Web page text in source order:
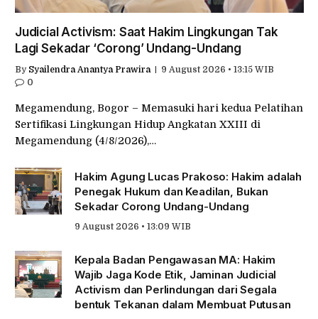
Judicial Activism: Saat Hakim Lingkungan Tak
Lagi Sekadar ‘Corong’ Undang-Undang
By Syailendra Anantya Prawira
9 August 2026 • 13:15 WIB
0
Megamendung, Bogor – Memasuki hari kedua Pelatihan
Sertifikasi Lingkungan Hidup Angkatan XXIII di
Megamendung (4/8/2026),…
Hakim Agung Lucas Prakoso: Hakim adalah
Penegak Hukum dan Keadilan, Bukan
Sekadar Corong Undang-Undang
9 August 2026 • 13:09 WIB
Kepala Badan Pengawasan MA: Hakim
Wajib Jaga Kode Etik, Jaminan Judicial
Activism dan Perlindungan dari Segala
bentuk Tekanan dalam Membuat Putusan